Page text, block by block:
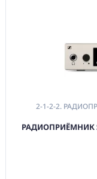
2-1-2-2.
РАДИОПРИЁМНИК